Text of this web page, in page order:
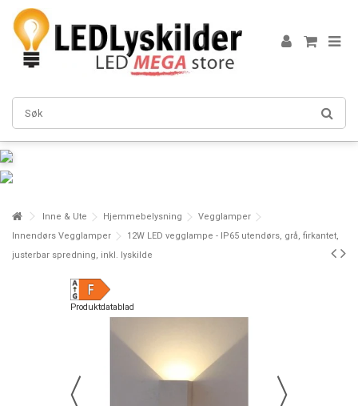
Inne & Ute Hjemmebelysning
Vegglamper
Innendørs Vegglamper
12W LED vegglampe - IP65 utendørs, grå, firkantet,
justerbar spredning, inkl. lyskilde
Produktdatablad